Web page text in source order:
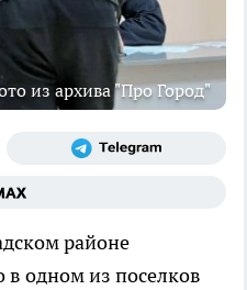
из архива "Про Город"
районе
в одном из поселков